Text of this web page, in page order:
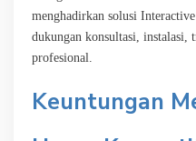
menghadirkan solusi
dukungan konsultasi, instalasi,
profesional.
Keuntungan